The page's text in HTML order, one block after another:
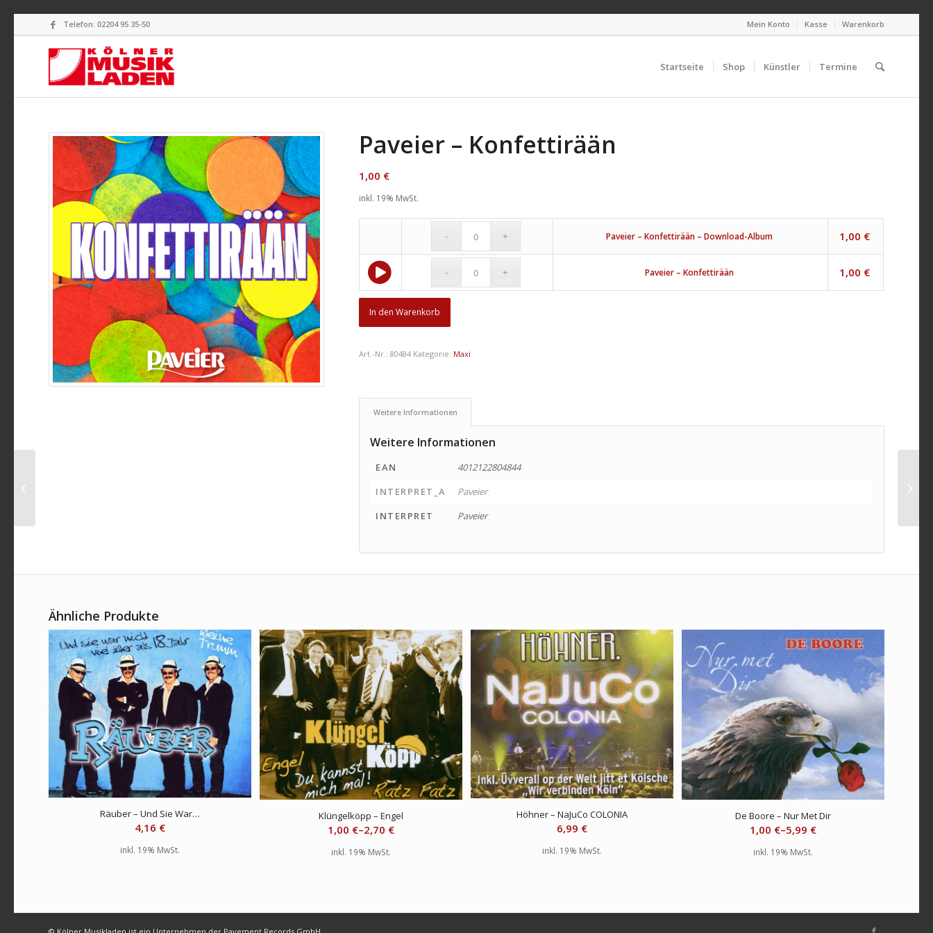
Mein Konto Kasse Warenkorb
Telefon: 02204 95 35-50
Startseite Shop Künstler Termine
Paveier – Konfettirään
1,00 €
inkl. 19% MwSt.
Paveier – Konfettirään – Download-Album 1,00 €
Paveier – Konfettirään 1,00 €
In den Warenkorb
Art.-Nr.:80484 Kategorie: Maxi
Weitere Informationen
Weitere Informationen
EAN
4012122804844
INTERPRET_A
Paveier
INTERPRET
Paveier
Ähnliche Produkte
Räuber – Und Sie War…
4,16 €
inkl. 19% MwSt.
Klüngelköpp – Engel
1,00 €–2,70 €
inkl. 19% MwSt.
Höhner – NaJuCo COLONIA
6,99 €
inkl. 19% MwSt.
De Boore – Nur Met Dir
1,00 €–5,99 €
inkl. 19% MwSt.